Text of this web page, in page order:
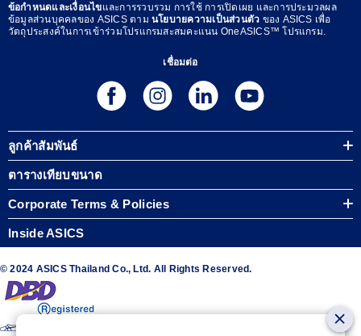
ข้อกำหนดและเงื่อนไขและการรวบรวม การใช้ การเปิดเผย และการประมวลผล
ข้อมูลส่วนบุคคลของ ASICS ตาม นโยบายความเป็นส่วนตัว ของ ASICS เพื่อ
วัตถุประสงค์ในการเข้าร่วมโปรแกรมสะสมคะแนน OneASICS™ โปรแกรม.
เชื่อมต่อ
ลูกค้าสัมพันธ์
ตารางเทียบขนาด
Corporate Terms & Policies
Inside ASICS
© 2024 ASICS Thailand Co., Ltd. All Rights Reserved.
The stripe design featured on the sides of the ASICS® shoes is a